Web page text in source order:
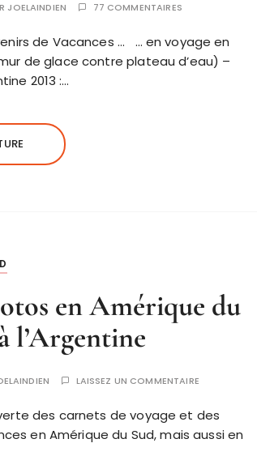
JOELAINDIEN 77 COMMENTAIRES
de Vacances … … en voyage en
de glace contre plateau d’eau) –
2013 :…
en Amérique du
l’Argentine
LAISSEZ UN COMMENTAIRE
des carnets de voyage et des
en Amérique du Sud, mais aussi en